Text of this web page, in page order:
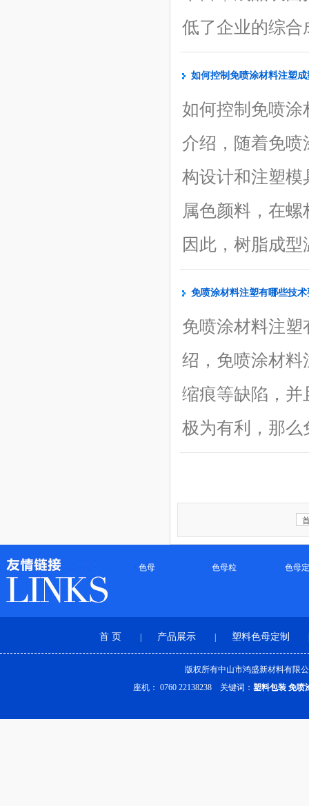
低了企业的综合
如何控制免喷涂材料注塑
如何控制免喷涂
介绍，随着免喷
构设计和注塑模
属色颜料，在
因此，树脂成型
免喷涂材料注塑有哪些技术
免喷涂材料注
绍，免喷涂材料
缩痕等缺陷，并
极为有利，那么
· 色母 · 色母粒 · 色母
首 页 产品展示 塑料色母定制
版权所有中山市鸿盛新材料有
座机： 0760 22138238 关键词：塑料包装 免喷